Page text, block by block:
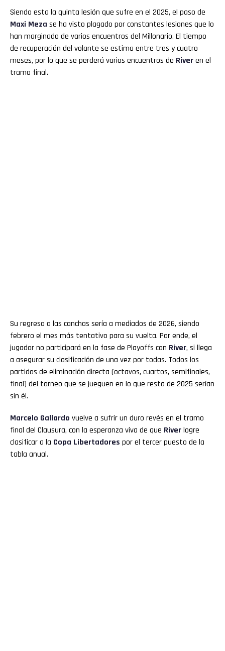
Siendo esta la quinta lesión que sufre en el 2025, el paso de
Maxi Meza se ha visto plagado por constantes lesiones que lo
han marginado de varios encuentros del Millonario. El tiempo
de recuperación del volante se estima entre tres y cuatro
meses, por lo que se perderá varios encuentros de Riveren el
tramo final.
Su regreso a las canchas sería a mediados de 2026, siendo
febrero el mes más tentativo para su vuelta. Por ende, el
jugador no participará en la fase de Playoffs con River, si llega
a asegurar su clasificación de una vez por todas. Todos los
partidos de eliminación directa (octavos, cuartos, semifinales,
final) del torneo que se jueguen en lo que resta de 2025 serían
sin él.
Marcelo Gallardo vuelve a sufrir un duro revés en el tramo
final del Clausura, con la esperanza viva de que Riverlogre
clasificar a la Copa Libertadores por el tercer puesto de la
tabla anual.